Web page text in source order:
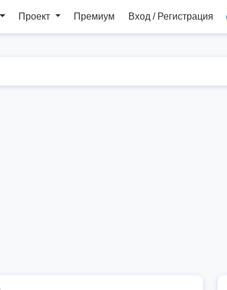
Проект Премиум Вход / Регистрация